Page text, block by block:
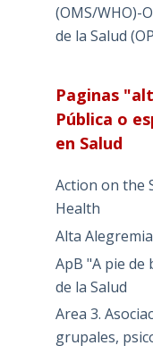
(OMS/WHO)-
de la Salud
Paginas
Pública o
en Salud
Action on the
Health
Alta Alegremia
ApB "A pie de
de la Salud
Area 3.
grupales,